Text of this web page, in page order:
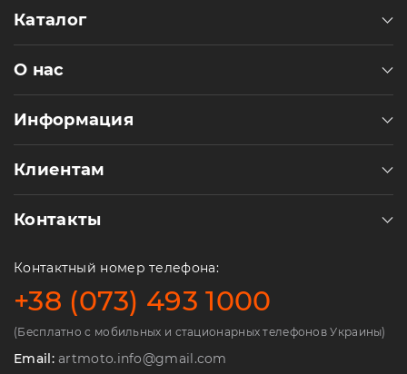
Каталог
О нас
Информация
Клиентам
Контакты
Контактный номер телефона:
+38 (073) 493 1000
(Бесплатно с мобильных и стационарных телефонов Украины)
Email:artmoto.info@gmail.com